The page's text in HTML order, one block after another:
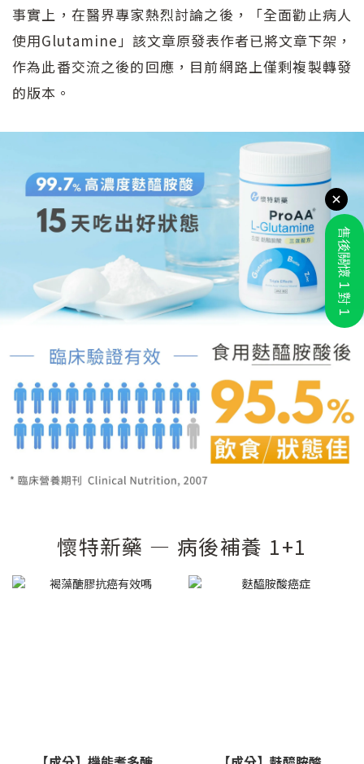
事實上，在醫界專家熱烈討論之後，「全面勸止病人
使用Glutamine」該文章原發表作者已將文章下架，
作為此番交流之後的回應，目前網路上僅剩複製轉發
的版本。
懷特新藥 — 病後補養 1+1